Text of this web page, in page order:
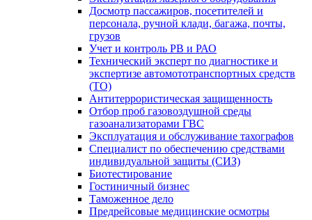
Досмотр пассажиров, посетителей и
персонала, ручной клади, багажа, почты,
грузов
Учет и контроль РВ и РАО
Технический эксперт по диагностике и
экспертизе автомототранспортных средств
(ТО)
Антитеррористическая защищенность
Отбор проб газовоздушной среды
газоанализаторами ГВС
Эксплуатация и обслуживание тахографов
Специалист по обеспечению средствами
индивидуальной защиты (СИЗ)
Биотестирование
Гостиничный бизнес
Таможенное дело
Предрейсовые медицинские осмотры